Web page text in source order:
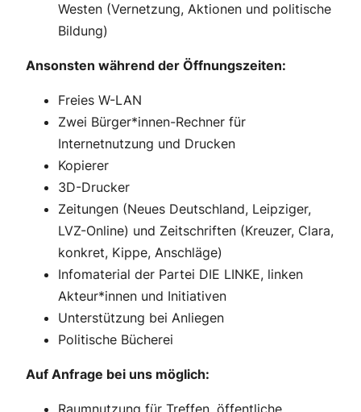
Westen (Vernetzung, Aktionen und politische
Bildung)
Ansonsten während der Öffnungszeiten:
Freies W-LAN
Zwei Bürger*innen-Rechner für
Internetnutzung und Drucken
Kopierer
3D-Drucker
Zeitungen (Neues Deutschland, Leipziger,
LVZ-Online) und Zeitschriften (Kreuzer, Clara,
konkret, Kippe, Anschläge)
Infomaterial der Partei DIE LINKE, linken
Akteur*innen und Initiativen
Unterstützung bei Anliegen
Politische Bücherei
Auf Anfrage bei uns möglich:
Raumnutzung für Treffen, öffentliche